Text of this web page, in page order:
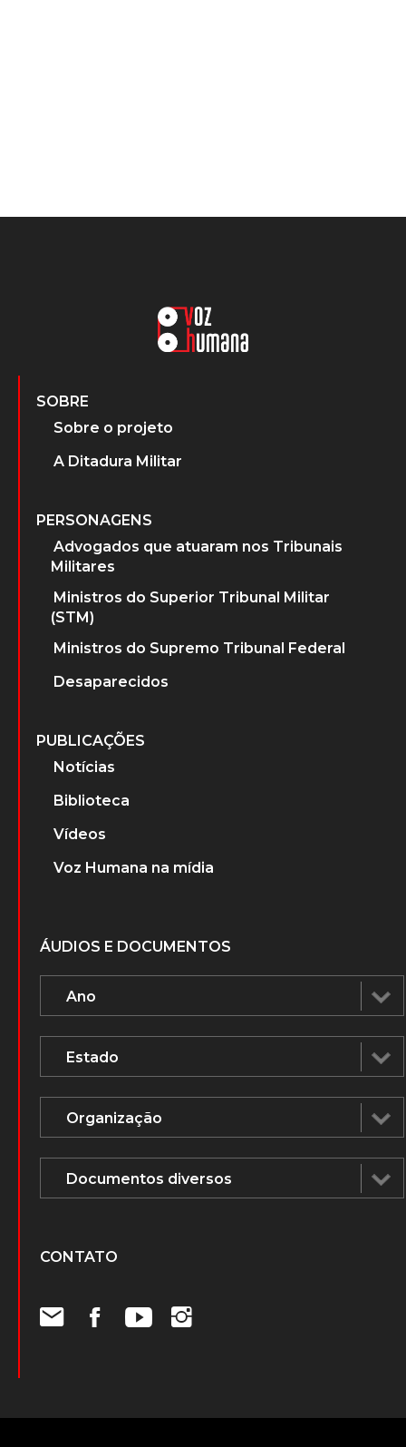
SOBRE
Sobre o projeto
A Ditadura Militar
PERSONAGENS
Advogados que atuaram nos Tribunais
Militares
Ministros do Superior Tribunal Militar
(STM)
Ministros do Supremo Tribunal Federal
Desaparecidos
PUBLICAÇÕES
Notícias
Biblioteca
Vídeos
Voz Humana na mídia
ÁUDIOS E DOCUMENTOS
CONTATO